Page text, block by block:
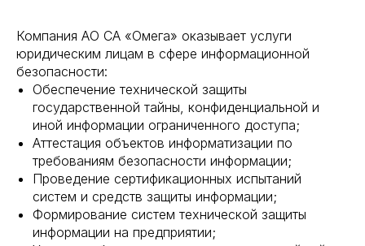
Компания АО СА «Омега» оказывает услуги
юридическим лицам в сфере информационной
безопасности:
Обеспечение технической защиты
государственной тайны, конфиденциальной и
иной информации ограниченного доступа;
Аттестация объектов информатизации по
требованиям безопасности информации;
Проведение сертификационных испытаний
систем и средств защиты информации;
Формирование систем технической защиты
информации на предприятии;